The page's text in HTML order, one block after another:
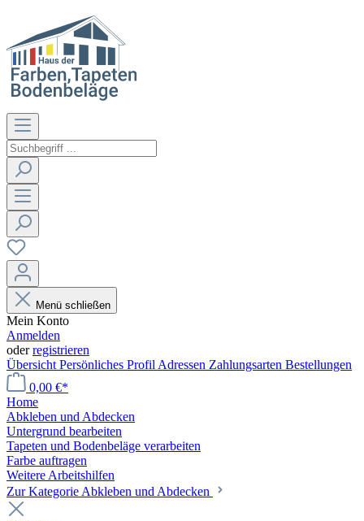
Menü schließen
Mein Konto
Anmelden
oderregistrieren
Übersicht Persönliches Profil Adressen Zahlungsarten Bestellungen
0,00 €*
Home
Abkleben und Abdecken
Untergrund bearbeiten
Tapeten und Bodenbeläge verarbeiten
Farbe auftragen
Weitere Arbeitshilfen
Zur Kategorie Abkleben und Abdecken